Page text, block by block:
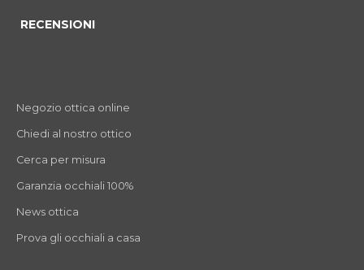
RECENSIONI
Negozio ottica online
Chiedi al nostro ottico
Cerca per misura
Garanzia occhiali 100%
News ottica
Prova gli occhiali a casa